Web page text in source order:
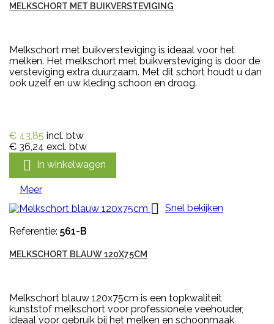
MELKSCHORT MET BUIKVERSTEVIGING
Melkschort met buikversteviging is ideaal voor het
melken. Het melkschort met buikversteviging is door de
versteviging extra duurzaam. Met dit schort houdt u dan
ook uzelf en uw kleding schoon en droog.
€ 43,85 incl. btw
€ 36,24 excl. btw
 In winkelwagen
Meer
 Snel bekijken
Referentie: 561-B
MELKSCHORT BLAUW 120X75CM
Melkschort blauw 120x75cm is een topkwaliteit
kunststof melkschort voor professionele veehouder,
ideaal voor gebruik bij het melken en schoonmaak